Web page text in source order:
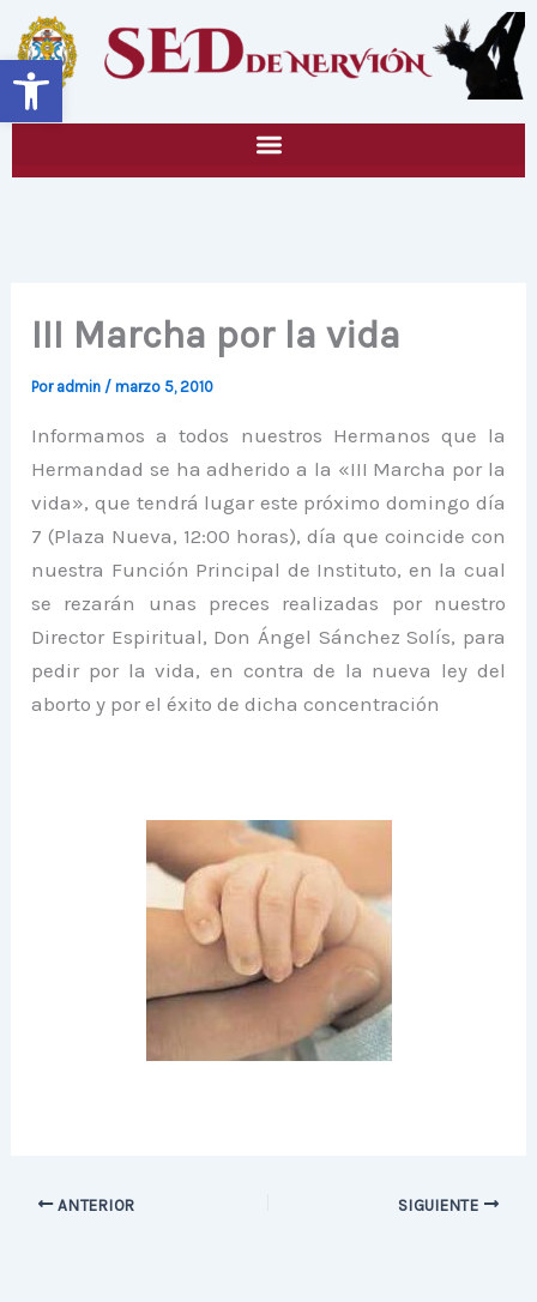
Abrir barra de herramientas
contenido
III Marcha por la vida
Por admin /marzo 5, 2010
Informamos a todos nuestros Hermanos que la
Hermandad se ha adherido a la «III Marcha por la
vida», que tendrá lugar este próximo domingo día
7 (Plaza Nueva, 12:00 horas), día que coincide con
nuestra Función Principal de Instituto, en la cual
se rezarán unas preces realizadas por nuestro
Director Espiritual, Don Ángel Sánchez Solís, para
pedir por la vida, en contra de la nueva ley del
aborto y por el éxito de dicha concentración
ANTERIOR SIGUIENTE